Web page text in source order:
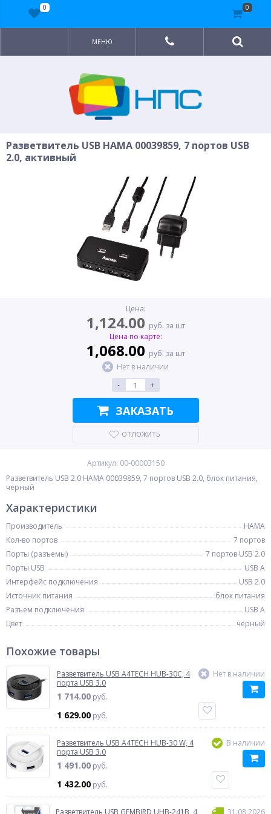
МЕНЮ
Разветвитель USB HAMA 00039859, 7 портов USB
2.0, активный
Цена:
1,124.00 руб. за шт
Цена по карте:
1,068.00 руб. за шт
Нет в наличии
-
+
ЗАКАЗАТЬ
ОТЛОЖИТЬ
Артикул: 00-00003150
Разветвитель USB 2.0 HAMA 00039859, 7 портов USB 2.0, блок питания,
черный
Характеристики
Производитель
HAMA
Кол-во портов
7 портов
Порты (разъемы)
7 портов USB 2.0
Порты USB
USB A
Интерфейс подключения
USB 2.0
Источник питания
блок питания
Разъем подключения
USB A
Цвет
черный
Похожие товары
Разветвитель USB A4TECH HUB-30C, 4
порта USB 3.0
1 714.00 руб.
1 629.00 руб.
Нет в наличии
Разветвитель USB A4TECH HUB-30 W, 4
порта USB 3.0
1 491.00 руб.
1 432.00 руб.
В наличии
Разветвитель USB GEMBIRD UHB-241B, 4 31.08.2026
0 0